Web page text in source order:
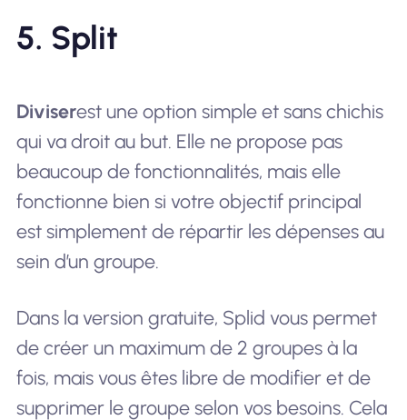
5. Split
Diviserest une option simple et sans chichis
qui va droit au but. Elle ne propose pas
beaucoup de fonctionnalités, mais elle
fonctionne bien si votre objectif principal
est simplement de répartir les dépenses au
sein d’un groupe.
Dans la version gratuite, Splid vous permet
de créer un maximum de 2 groupes à la
fois, mais vous êtes libre de modifier et de
supprimer le groupe selon vos besoins. Cela